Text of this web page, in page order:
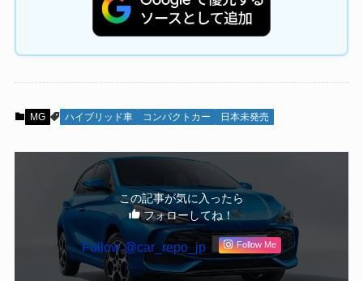
MG ハイブリッド車 コンパクトカー 日本未発売
この記事が気に入ったら
フォローしてね！
Follow @car_repo_jp Follow Me